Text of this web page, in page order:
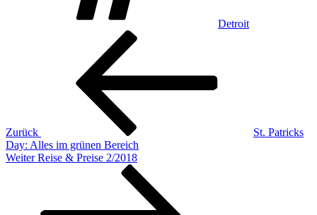
Detroit
Beitragsnavigation
Zurück
St. Patricks
Day: Alles im grünen Bereich
Nächster
Weiter Reise & Preise 2/2018